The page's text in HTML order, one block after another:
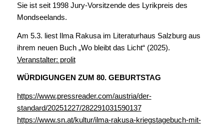
Sie ist seit 1998 Jury-Vorsitzende des Lyrikpreis des
Mondseelands.
Am 5.3. liest Ilma Rakusa im Literaturhaus Salzburg aus
ihrem neuen Buch „Wo bleibt das Licht“ (2025).
Veranstalter: prolit
WÜRDIGUNGEN ZUM 80. GEBURTSTAG
https://www.pressreader.com/austria/der-
standard/20251227/282291031590137
https://www.sn.at/kultur/ilma-rakusa-kriegstagebuch-mit-